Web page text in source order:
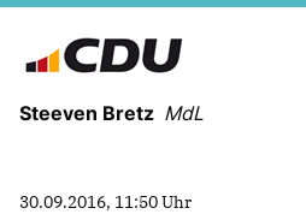
Steeven Bretz MdL
30.09.2016, 11:50 Uhr